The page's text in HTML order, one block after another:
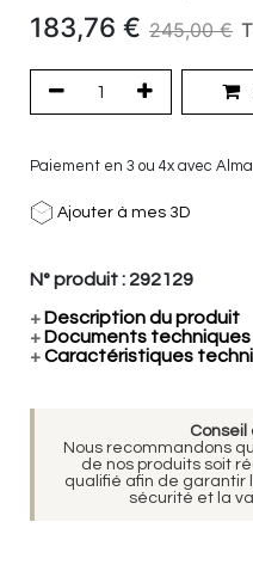
183,76 € 245,00€
Paiement en 3 ou 4x avec Alma.
Ajouter à mes 3D
N° produit : 292129
+ Description du produit
+ Documents techniques
+Caractéristiques
Conseil
Nous recommandons
de nos produits soit
qualifié afin de garantir
sécurité et la